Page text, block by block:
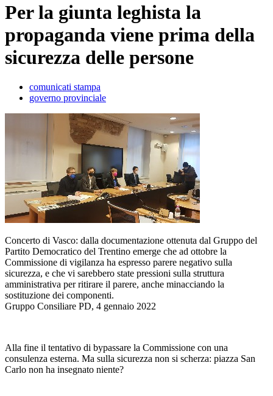
Per la giunta leghista la
propaganda viene prima della
sicurezza delle persone
comunicati stampa
governo provinciale
Concerto di Vasco: dalla documentazione ottenuta dal Gruppo del
Partito Democratico del Trentino emerge che ad ottobre la
Commissione di vigilanza ha espresso parere negativo sulla
sicurezza, e che vi sarebbero state pressioni sulla struttura
amministrativa per ritirare il parere, anche minacciando la
sostituzione dei componenti.
Gruppo Consiliare PD, 4 gennaio 2022
Alla fine il tentativo di bypassare la Commissione con una
consulenza esterna. Ma sulla sicurezza non si scherza: piazza San
Carlo non ha insegnato niente?